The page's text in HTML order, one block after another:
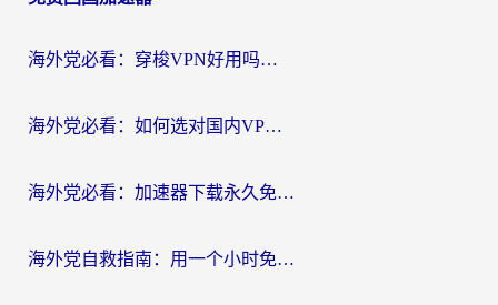
海外党必看：穿梭VPN好用吗？和云帆VPN对比哪个回国效果更好？附真实测评+避坑指南
海外党必看：如何选对国内VPN，实现无缝访问国内资源？
海外党必看：加速器下载永久免费版真的存在吗？教你无缝访问国内资源的正确姿势
海外党自救指南：用一个小时免费加速器，轻松打破国内资源访问壁垒？